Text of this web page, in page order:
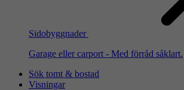
Sidobyggnader
Garage eller carport - Med förråd såklart.
Sök tomt & bostad
Visningar